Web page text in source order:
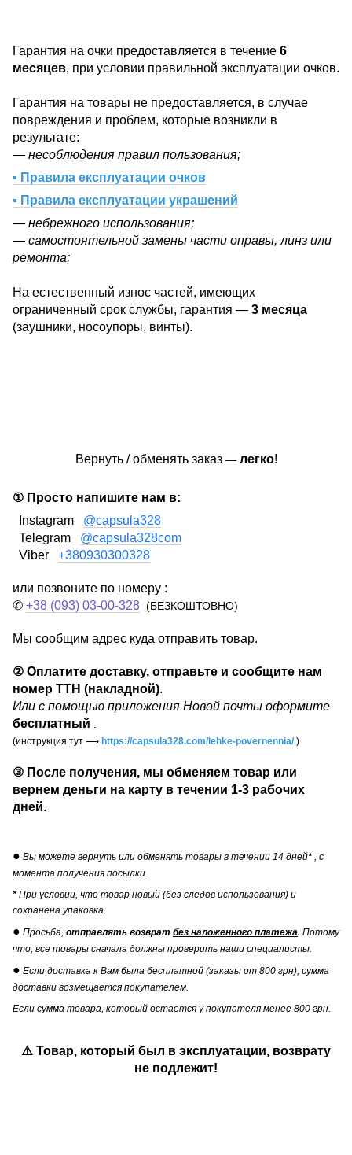
Гарантия на очки предоставляется в течение 6
месяцев, при условии правильной эксплуатации очков.
Гарантия на товары не предоставляется, в случае
повреждения и проблем, которые возникли в
результате:
— несоблюдения правил пользования;
▪ Правила експлуатации очков
▪ Правила експлуатации украшений
— небрежного использования;
— самостоятельной замены части оправы, линз или
ремонта;
На естественный износ частей, имеющих
ограниченный срок службы, гарантия — 3 месяца
(заушники, носоупоры, винты).
Вернуть / обменять заказ — легко!
① Просто напишите нам в:
Instagram @capsula328
Telegram @capsula328com
Viber +380930300328
или позвоните по номеру :
✆ +38 (093) 03-00-328 (БЕЗКОШТОВНО)
Мы сообщим адрес куда отправить товар.
② Оплатите доставку, отправьте и сообщите нам
номер ТТН (накладной).
Или с помощью приложения Новой почты оформите
бесплатный
(инструкция тут ⟶ https://capsula328.com/lehke-povernennia/)
③ После получения, мы обменяем товар или
вернем деньги на карту в течении 1-3 рабочих
дней.
● Вы можете вернуть или обменять товары в течении 14 дней* , с
момента получения посылки.
* При условии, что товар новый (без следов использования) и
сохранена упаковка.
● Просьба, отправлять возврат без наложенного платежа. Потому
что, все товары сначала должны проверить наши специалисты.
● Если доставка к Вам была бесплатной (заказы от 800 грн), сумма
доставки возмещается покупателем.
Если сумма товара, который остается у покупателя менее 800 грн.
⚠️ Товар, который был в эксплуатации, возврату
не подлежит!